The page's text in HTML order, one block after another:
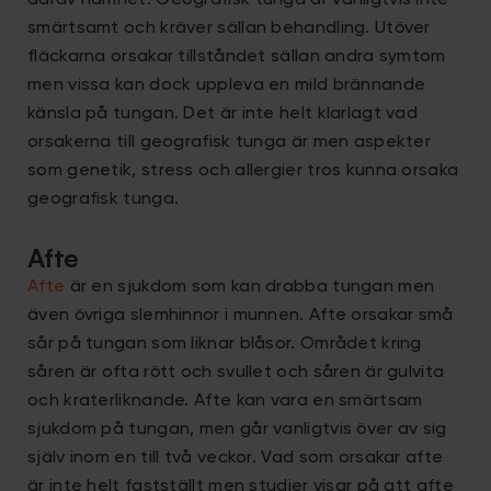
smärtsamt och kräver sällan behandling. Utöver
fläckarna orsakar tillståndet sällan andra symtom
men vissa kan dock uppleva en mild brännande
känsla på tungan. Det är inte helt klarlagt vad
orsakerna till geografisk tunga är men aspekter
som genetik, stress och allergier tros kunna orsaka
geografisk tunga.
Afte
Afte är en sjukdom som kan drabba tungan men
även övriga slemhinnor i munnen. Afte orsakar små
sår på tungan som liknar blåsor. Området kring
såren är ofta rött och svullet och såren är gulvita
och kraterliknande. Afte kan vara en smärtsam
sjukdom på tungan, men går vanligtvis över av sig
själv inom en till två veckor. Vad som orsakar afte
är inte helt fastställt men studier visar på att afte